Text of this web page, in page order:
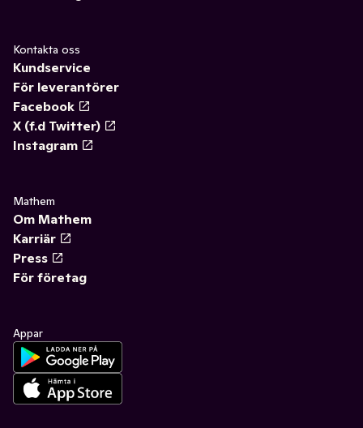
Kontakta oss
Kundservice
För leverantörer
Facebook
X (f.d Twitter)
Instagram
Mathem
Om Mathem
Karriär
Press
För företag
Appar